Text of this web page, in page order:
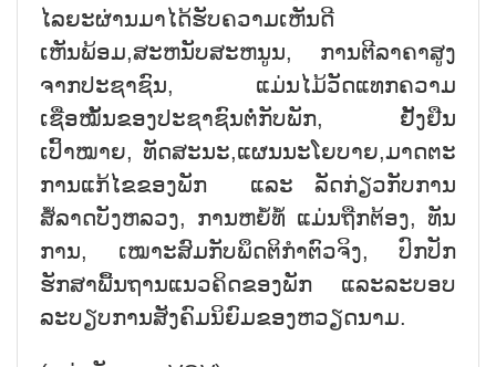
ໄລຍະຜ່ານມາໄດ້ຮັບຄວາມເຫັນດີ
ເຫັນພ້ອມ,ສະຫນັບສະຫນູນ, ການຕີລາຄາສູງ
ຈາກປະຊາຊົນ, ແມ່ນໄມ້ວັດແທກຄວາມ
ເຊື່ອໝັ້ນຂອງປະຊາຊົນຕໍ່ກັບພັກ, ຢັ້ງຢືນ
ເປົ້າໝາຍ, ທັດສະນະ,ແຜນນະໂຍບາຍ,ມາດຕະ
ການແກ້ໄຂຂອງພັກ ແລະ ລັດກ່ຽວກັບການ
ສໍ້ລາດບັງຫລວງ, ການຫຍໍ້ທໍ້ ແມ່ນຖືກຕ້ອງ, ທັນ
ການ, ເໝາະສົມກັບພຶດຕິກຳຕົວຈິງ, ປົກປັກ
ຮັກສາພື້ນຖານແນວຄິດຂອງພັກ ແລະລະບອບ
ລະບຽບການສັງຄົມນິຍົມຂອງຫວຽດນາມ.